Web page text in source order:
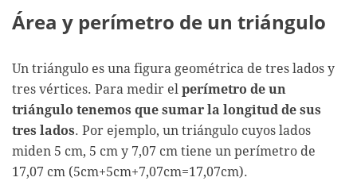
Área y perímetro de un triángulo
Un triángulo es una figura geométrica de tres lados y
tres vértices. Para medir el perímetro de un
triángulo tenemos que sumar la longitud de sus
tres lados. Por ejemplo, un triángulo cuyos lados
miden 5 cm, 5 cm y 7,07 cm tiene un perímetro de
17,07 cm (5cm+5cm+7,07cm=17,07cm).